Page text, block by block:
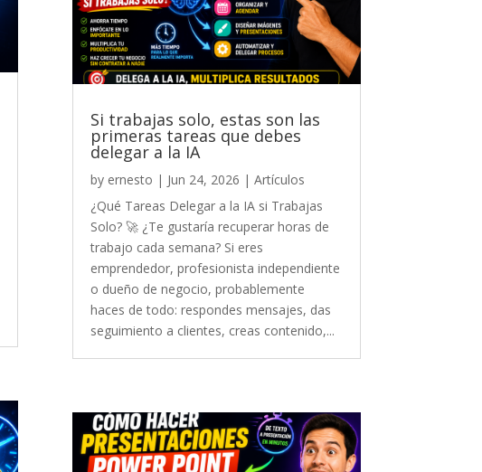
Si trabajas solo, estas son las
primeras tareas que debes
delegar a la IA
by ernesto | Jun 24, 2026 | Artículos
¿Qué Tareas Delegar a la IA si Trabajas
Solo? 🚀 ¿Te gustaría recuperar horas de
trabajo cada semana? Si eres
emprendedor, profesionista independiente
o dueño de negocio, probablemente
haces de todo: respondes mensajes, das
seguimiento a clientes, creas contenido,...